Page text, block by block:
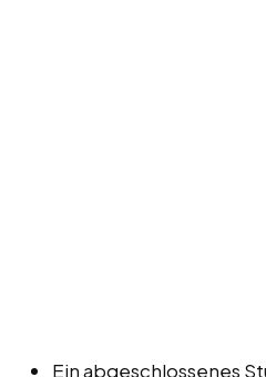
Ein abgeschlossenes